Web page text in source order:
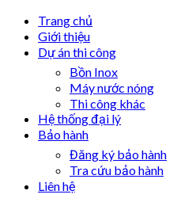
Trang chủ
Giới thiệu
Dự án thi công
Bồn Inox
Máy nước nóng
Thi công khác
Hệ thống đại lý
Bảo hành
Đăng ký bảo hành
Tra cứu bảo hành
Liên hệ